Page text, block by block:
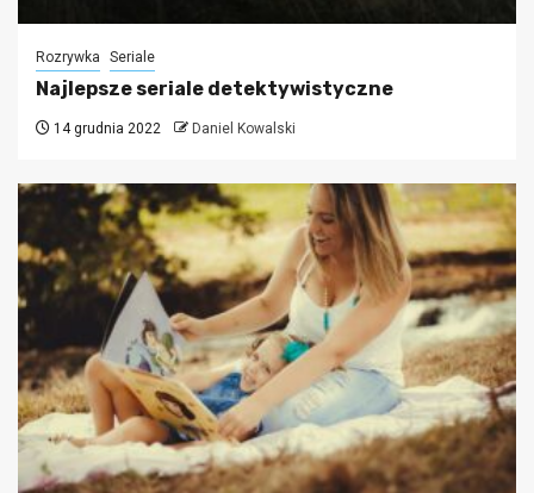
Rozrywka Seriale
Najlepsze seriale detektywistyczne
14 grudnia 2022 Daniel Kowalski